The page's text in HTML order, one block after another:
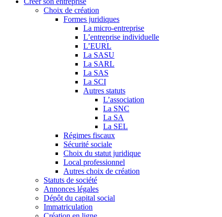
Choix de création
Formes juridiques
La micro-entreprise
L’entreprise individuelle
L’EURL
La SASU
La SARL
La SAS
La SCI
Autres statuts
L’association
La SNC
La SA
La SEL
Régimes fiscaux
Sécurité sociale
Choix du statut juridique
Local professionnel
Autres choix de création
Statuts de société
Annonces légales
Dépôt du capital social
Immatriculation